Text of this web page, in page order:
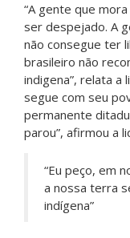
“A gente que
ser despejado. A
não consegue ter
brasileiro não
indigena”, relata a
segue com seu
permanente
parou”, afirmou a
“Eu peço, em
a nossa terra
indígena”